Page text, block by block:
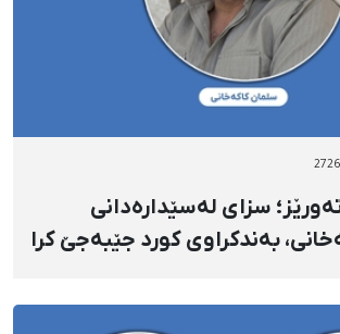
سزای لەسێدارەدانی
بەندکراوی کورد جێبەجێ کرا